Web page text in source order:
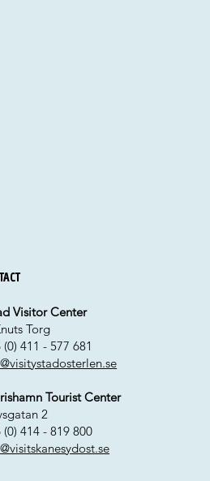
Visitor Center
Torg
(0) 411 - 577 681
Tourist Center
2
(0) 414 - 819 800